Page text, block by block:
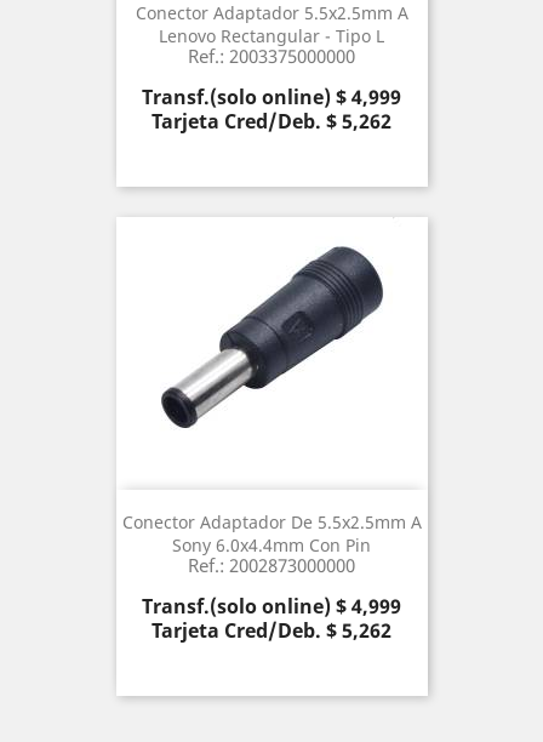
Conector Adaptador 5.5x2.5mm A
Lenovo Rectangular - Tipo L
Ref.: 2003375000000
Precio
Transf.(solo online) $ 4,999
Tarjeta Cred/Deb. $ 5,262
Conector Adaptador De 5.5x2.5mm A
Sony 6.0x4.4mm Con Pin
Ref.: 2002873000000
Precio
Transf.(solo online) $ 4,999
Tarjeta Cred/Deb. $ 5,262